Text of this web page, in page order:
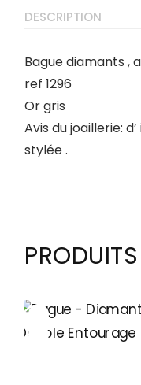
DESCRIPTION
Bague diamants ,
ref 1296
Or gris
Avis du joaillerie:
stylée .